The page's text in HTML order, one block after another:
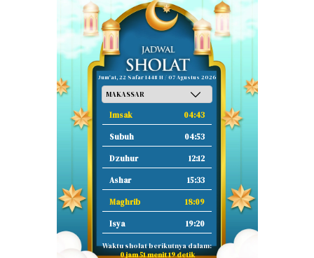
Jum'at, 22 Safar 1448 H / 07 Agustus 2026
Imsak 04:43
Subuh 04:53
Dzuhur 12:12
Ashar 15:33
Maghrib 18:09
Isya 19:20
Waktu sholat berikutnya dalam:
0 jam 51 menit 18 detik